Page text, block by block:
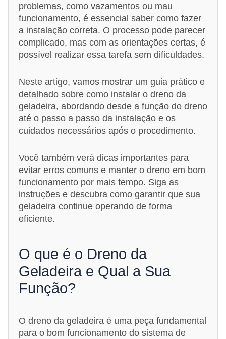
problemas, como vazamentos ou mau
funcionamento, é essencial saber como fazer
a instalação correta. O processo pode parecer
complicado, mas com as orientações certas, é
possível realizar essa tarefa sem dificuldades.
Neste artigo, vamos mostrar um guia prático e
detalhado sobre como instalar o dreno da
geladeira, abordando desde a função do dreno
até o passo a passo da instalação e os
cuidados necessários após o procedimento.
Você também verá dicas importantes para
evitar erros comuns e manter o dreno em bom
funcionamento por mais tempo. Siga as
instruções e descubra como garantir que sua
geladeira continue operando de forma
eficiente.
O que é o Dreno da
Geladeira e Qual a Sua
Função?
O dreno da geladeira é uma peça fundamental
para o bom funcionamento do sistema de